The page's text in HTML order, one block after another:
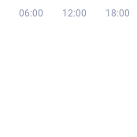
06:00 12:00 18:00